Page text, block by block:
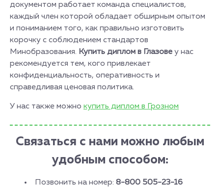
документом работает команда специалистов,
каждый член которой обладает обширным опытом
и пониманием того, как правильно изготовить
корочку с соблюдением стандартов
Минобразования. Купить диплом в Глазове у нас
рекомендуется тем, кого привлекает
конфиденциальность, оперативность и
справедливая ценовая политика.
У нас также можно купить диплом в Грозном
Связаться с нами можно любым
удобным способом:
Позвонить на номер: 8-800 505-23-16